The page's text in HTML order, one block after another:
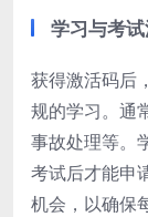
学习与考
获得激活码后
规的学习。通
事故处理等。
考试后才能申
机会，以确保